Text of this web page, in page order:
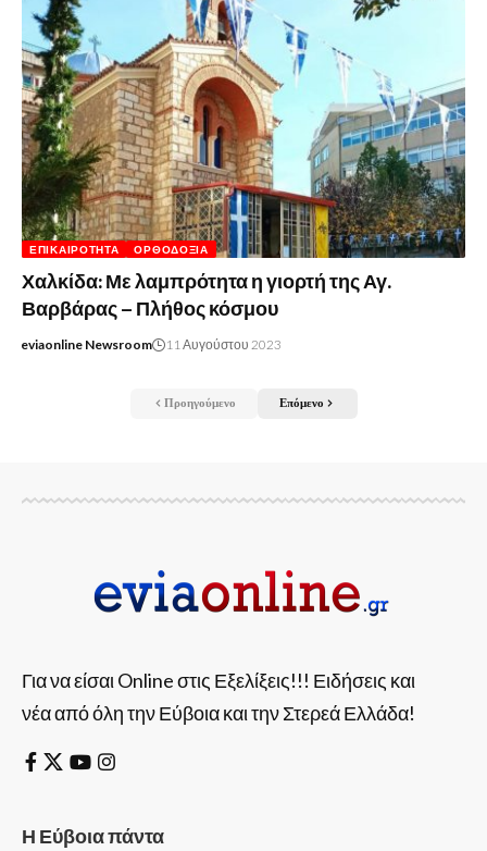
ΕΠΙΚΑΙΡΌΤΗΤΑ ΟΡΘΟΔΟΞΊΑ
Χαλκίδα: Με λαμπρότητα η γιορτή της Αγ.
Βαρβάρας – Πλήθος κόσμου
eviaonline Newsroom 11 Αυγούστου 2023
Προηγούμενο Επόμενο
Για να είσαι Online στις Εξελίξεις!!! Ειδήσεις και
νέα από όλη την Εύβοια και την Στερεά Ελλάδα!
Η Εύβοια πάντα